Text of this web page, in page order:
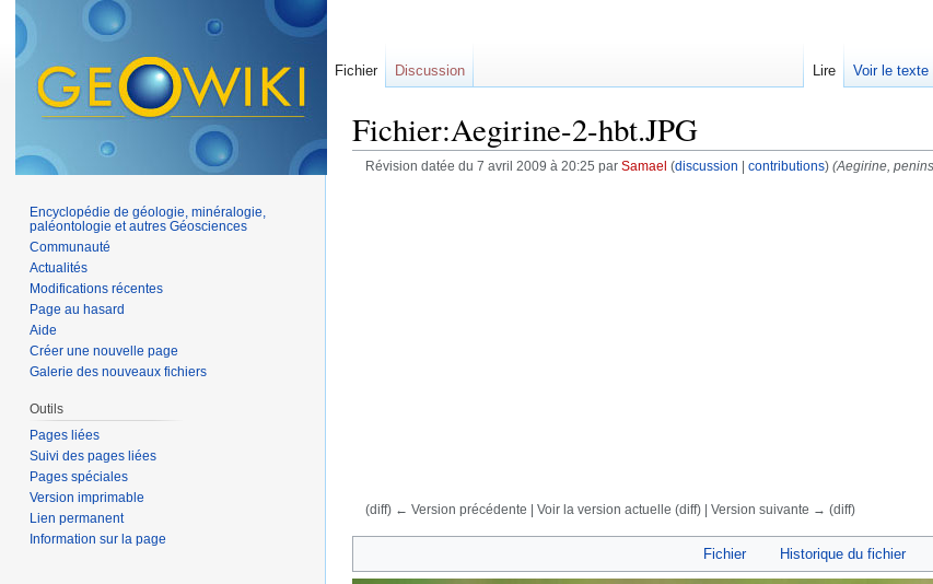
Fichier:Aegirine-2-hbt.JPG
Révision datée du 7 avril 2009 à 20:25 par Samael (discussion contributions) (Aegirine,
(diff) ← Version précédente | Voir la version actuelle (diff) | Version suivante → (diff)
Fichier Historique du fichier
Fichier Discussion Lire Voir le texte
Encyclopédie de géologie, minéralogie,
paléontologie et autres Géosciences
Communauté
Actualités
Modifications récentes
Page au hasard
Aide
Créer une nouvelle page
Galerie des nouveaux fichiers
Outils
Pages liées
Suivi des pages liées
Pages spéciales
Version imprimable
Lien permanent
Information sur la page